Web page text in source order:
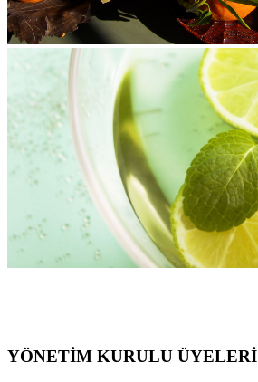
YÖNETİM KURULU ÜYELERİ